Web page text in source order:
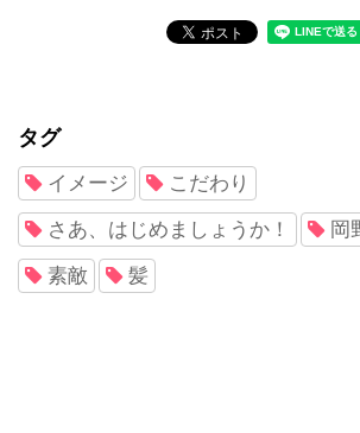
タグ
イメージ こだわり
さあ、はじめましょうか！ 岡
素敵 髪